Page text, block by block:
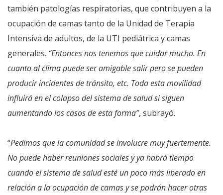
también patologías respiratorias, que contribuyen a la
ocupación de camas tanto de la Unidad de Terapia
Intensiva de adultos, de la UTI pediátrica y camas
generales. “Entonces nos tenemos que cuidar mucho. En
cuanto al clima puede ser amigable salir pero se pueden
producir incidentes de tránsito, etc. Toda esta movilidad
influirá en el colapso del sistema de salud si siguen
aumentando los casos de esta forma”, subrayó.
“Pedimos que la comunidad se involucre muy fuertemente.
No puede haber reuniones sociales y ya habrá tiempo
cuando el sistema de salud esté un poco más liberado en
relación a la ocupación de camas y se podrán hacer otras